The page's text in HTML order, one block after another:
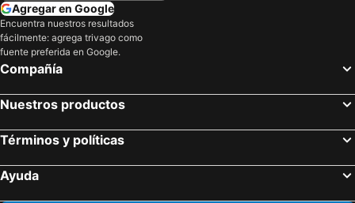
Agregar en Google
Encuentra nuestros resultados
fácilmente: agrega trivago como
fuente preferida en Google.
Compañía
Nuestros productos
Términos y políticas
Ayuda